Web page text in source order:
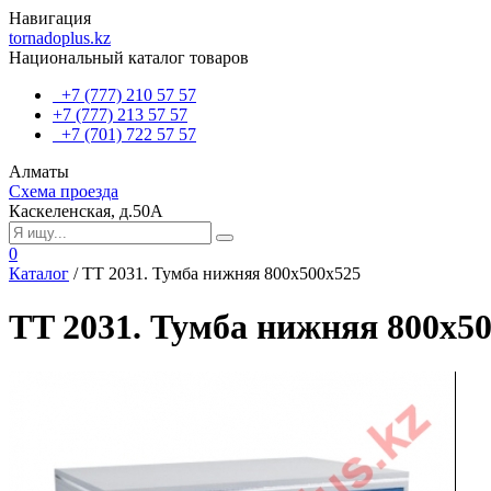
Навигация
tornadoplus.kz
Национальный каталог товаров
+7 (777) 210 57 57
+7 (777) 213 57 57
+7 (701) 722 57 57
Алматы
Схема проезда
Каскеленская, д.50А
0
Каталог /TT 2031. Тумба нижняя 800х500х525
TT 2031. Тумба нижняя